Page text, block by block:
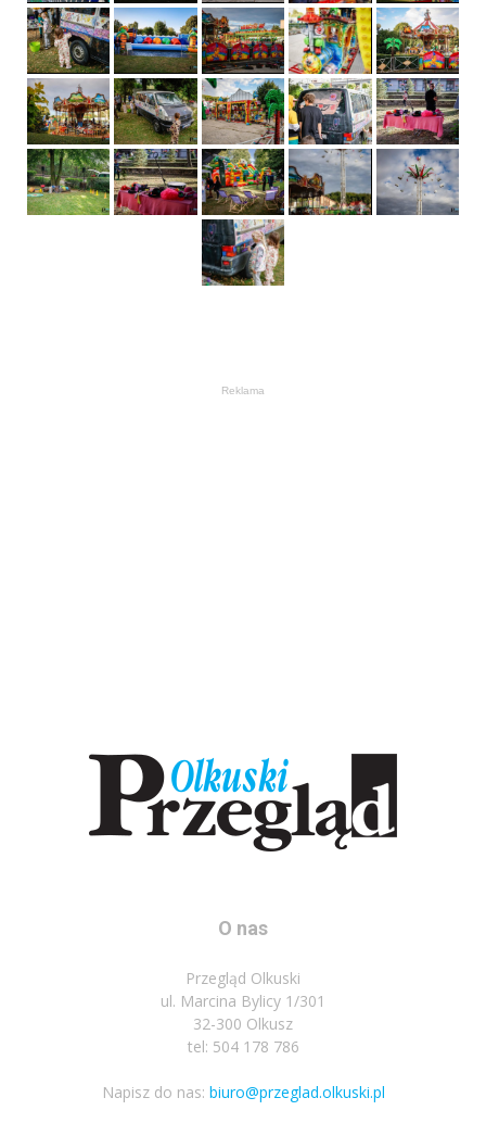
Reklama
O nas
Przegląd Olkuski
ul. Marcina Bylicy 1/301
32-300 Olkusz
tel: 504 178 786
Napisz do nas: biuro@przeglad.olkuski.pl